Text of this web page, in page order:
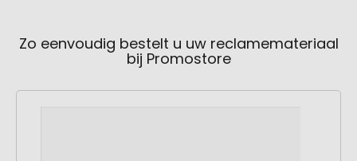
Zo eenvoudig bestelt u uw reclamemateriaal
bij Promostore